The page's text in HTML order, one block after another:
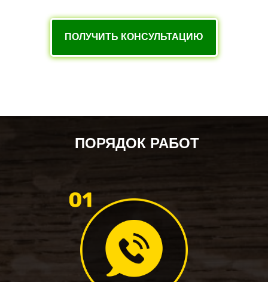
ПОЛУЧИТЬ КОНСУЛЬТАЦИЮ
ПОРЯДОК РАБОТ